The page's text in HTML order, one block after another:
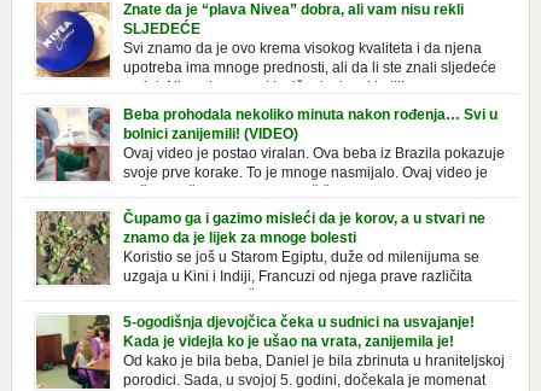
Znate da je “plava Nivea” dobra, ali vam nisu rekli
SLJEDEĆE
Svi znamo da je ovo krema visokog kvaliteta i da njena
upotreba ima mnoge prednosti, ali da li ste znali sljedeće
o njoj. Nivea krema u klasičnoj, plavoj kutiji,
prepoznatljivog mirisa i jednostavne formule, jeste nezamenljiv inventar
u kupatilima i muškaraca i žena. Mnogi ljudi se ne odvajaju od nje, pa je
čak nose sa […]
Beba prohodala nekoliko minuta nakon rođenja… Svi u
bolnici zanijemili! (VIDEO)
Ovaj video je postao viralan. Ova beba iz Brazila pokazuje
svoje prve korake. To je mnoge nasmijalo. Ovaj video je
baš neobičan. Ne viđamo baš često ovakve korake kod
novorođenih beba. Video je snimila babica, pregledalo ga je preko 80
miliona ljudi. Ove babice su ostale u čudu nakon što su vidjeli kako
beba želi […]
Čupamo ga i gazimo misleći da je korov, a u stvari ne
znamo da je lijek za mnoge bolesti
Koristio se još u Starom Egiptu, duže od milenijuma se
uzgaja u Kini i Indiji, Francuzi od njega prave različita
tradicionalna jela i čorbe… Jedino mi gazimo po njemu,
čupamo ga i bacamo kao korov! Tušt je jednogodišnji, ali vrlo uporan
“korov” koji, ka­da nam se jednom nastani u bašti ili dvorištu, teško ga se
5-ogodišnja djevojčica čeka u sudnici na usvajanje!
Kada je videjla ko je ušao na vrata, zanijemila je!
Od kako je bila beba, Daniel je bila zbrinuta u hraniteljskoj
porodici. Sada, u svojoj 5. godini, dočekala je momenat